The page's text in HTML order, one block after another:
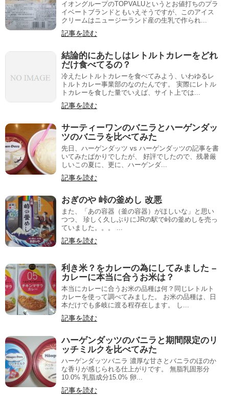
イオングループのTOPVALUというとお値打ちのプラ
イベートブランドともいえそうですが、このアイス
クリームはニュージーランド産の生乳で作られ...
記事を読む
結論的にあたしはレトルトカレーをどれ
だけ食べてるの？
冷えたレトルトカレーを食べてみよう、いわゆるレ
トルトカレー事業部のなのたんです。 実際にレトル
トカレーを食した量でいえば、サイト上では...
記事を読む
サーティーワンのバニラとハーゲンダッ
ツのバニラを比べてみた
先日、ハーゲンダッツ vs ハーゲンダッツの記事を書
いてみたばかりでしたが、 好評でしたので、残暑厳
しいこの夏に、更に、ハーゲンダ...
記事を読む
おぎのや 峠の釜めし 改悪
また、「あの容器（釜の容器）がほしいな」と思い
つつ、 珍しく久しぶりにJRの駅で峠の釜めしを売っ
ていました。。。 ...
記事を読む
利き米？をカレーの為にしてみました –
カレーに本当に合うお米は？
本当にカレーに合うお米の品種は何？同じレトルト
カレーを使って調べてみました。 お米の品種は、日
本だけでも多岐に渡る程存在します。 し...
記事を読む
ハーゲンダッツのバニラと期間限定のリ
ッチミルクを比べてみた
ハーゲンダッツバニラ 濃厚な甘さとバニラのほのか
な香りが感じられる仕上がりです。 無脂乳固形分
10.0% 乳脂成分15.0% 卵...
記事を読む